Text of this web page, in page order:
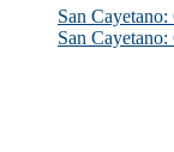
San
San